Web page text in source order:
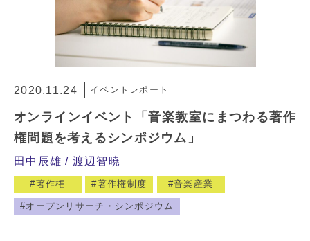
2020.11.24 イベントレポート
オンラインイベント「音楽教室にまつわる著作
権問題を考えるシンポジウム」
田中辰雄 渡辺智暁
著作権 著作権制度 音楽産業
オープンリサーチ・シンポジウム